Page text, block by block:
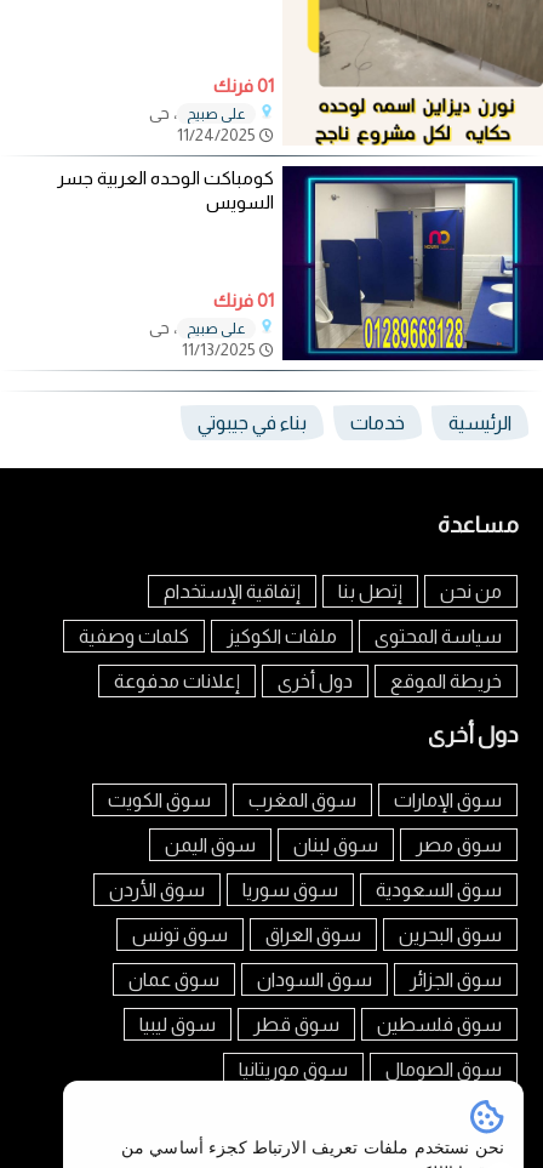
01 فرنك
علي صبيح
، حي
كومباكت الوحده العربية جسر
السويس
01 فرنك
علي صبيح
، حي
الرئيسية خدمات بناء في جيبوتي
مساعدة
من نحن إتصل بنا إتفاقية الإستخدام
سياسة المحتوى ملفات الكوكيز كلمات وصفية
خريطة الموقع دول أخرى إعلانات مدفوعة
دول أخرى
سوق الإمارات سوق المغرب سوق الكويت
سوق مصر سوق لبنان سوق اليمن
سوق السعودية سوق سوريا سوق الأردن
سوق البحرين سوق العراق سوق تونس
سوق الجزائر سوق السودان سوق عمان
سوق فلسطين سوق قطر سوق ليبيا
سوق الصومال سوق موريتانيا
تابعنا على
نحن نستخدم ملفات تعريف الارتباط كجزء أساسي من